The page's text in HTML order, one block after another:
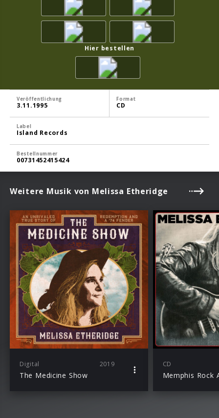
Hier bestellen
Veröffentlichung
3.11.1995
Format
CD
Label
Island Records
Bestellnummer
00731452415424
Weitere Musik von Melissa Etheridge
Digital 2019
The Medicine Show
CD
Memphis Rock